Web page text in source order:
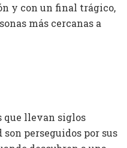
y con un final trágico,
más cercanas a
que llevan siglos
perseguidos por sus